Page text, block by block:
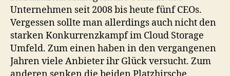
Unternehmen seit 2008 bis heute fünf CEOs.
Vergessen sollte man allerdings auch nicht den
starken Konkurrenzkampf im Cloud Storage
Umfeld. Zum einen haben in den vergangenen
Jahren viele Anbieter ihr Glück versucht. Zum